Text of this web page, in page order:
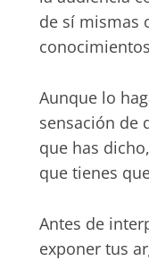
de sí mismas
Aunque lo
sensación de
que has
que tienes
Antes de
exponer tus